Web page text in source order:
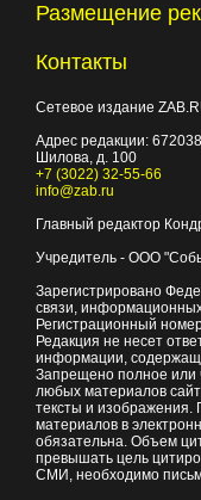
Размещение
Контакты
Сетевое издание
Адрес редакции: 672038
Шилова, д. 100
+7 (3022) 32-55-66
info@zab.ru
Главный редактор
Учредитель - ООО
Зарегистрировано
связи,
Регистрационный
Редакция не несет
информации,
Запрещено полное или
любых материалов
тексты и
материалов в
обязательна. Объем
превышать цель
СМИ, необходимо